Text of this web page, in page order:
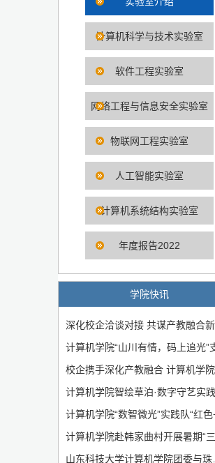
计算机科学与技术实验室
软件工程实验室
网络工程与信息安全实验室
物联网工程实验室
人工智能实验室
计算机系统结构实验室
年度报告2022
学院快讯